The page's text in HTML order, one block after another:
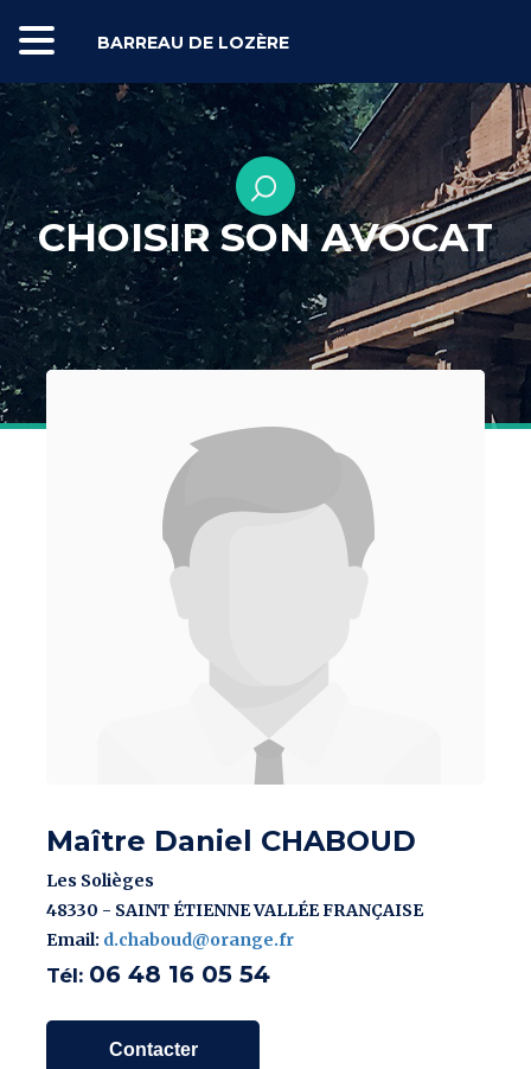
CHOISIR SON AVOCAT
Maître Daniel CHABOUD
Les Solièges
48330 - SAINT ÉTIENNE VALLÉE FRANÇAISE
Email: d.chaboud@orange.fr
Tél: 06 48 16 05 54
Contacter
BARREAU DE LOZÈRE